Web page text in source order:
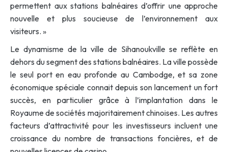
permettent aux stations balnéaires d’offrir une approche
nouvelle et plus soucieuse de l’environnement aux
visiteurs. »
Le dynamisme de la ville de Sihanoukville se reflète en
dehors du segment des stations balnéaires. La ville possède
le seul port en eau profonde au Cambodge, et sa zone
économique spéciale connait depuis son lancement un fort
succès, en particulier grâce à l’implantation dans le
Royaume de sociétés majoritairement chinoises. Les autres
facteurs d’attractivité pour les investisseurs incluent une
croissance du nombre de transactions foncières, et de